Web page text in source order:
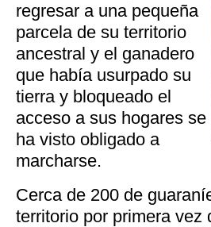
regresar a una pequeña
parcela de su territorio
ancestral y el ganadero
que había usurpado su
tierra y bloqueado el
acceso a sus hogares se
ha visto obligado a
marcharse.
Cerca de 200 de
territorio por primera vez